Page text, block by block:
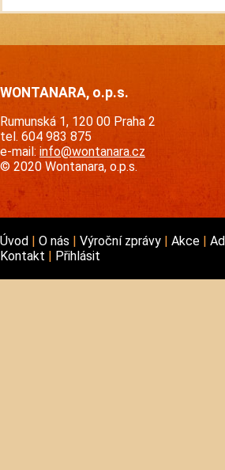
WONTANARA, o.p.s.
Rumunská 1, 120 00 Praha 2
tel. 604 983 875
e-mail: info@wontanara.cz
© 2020 Wontanara, o.p.s.
Úvod O nás Výroční zprávy Akce
Kontakt
Přihlásit